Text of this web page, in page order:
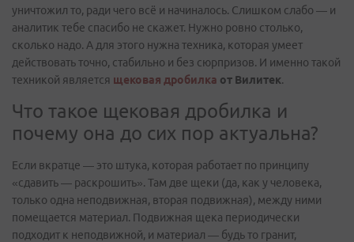
уничтожил то, ради чего всё и начиналось. Слишком слабо — и
аналитик тебе спасибо не скажет. Нужно ровно столько,
сколько надо. А для этого нужна техника, которая умеет
действовать точно, стабильно и без сюрпризов. И именно такой
техникой является щековая дробилка от Вилитек.
Что такое щековая дробилка и
почему она до сих пор актуальна?
Если вкратце — это штука, которая работает по принципу
«сдавить — раскрошить». Там две щеки (да, как у человека,
только одна неподвижная, вторая подвижная), между ними
помещается материал. Подвижная щека периодически
подходит к неподвижной, и материал — будь то гранит,